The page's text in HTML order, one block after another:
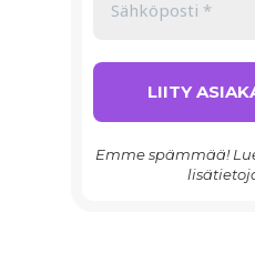
Emme spämmää!